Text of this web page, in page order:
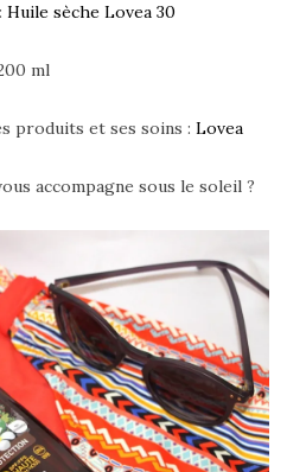
Huile sèche Lovea 30
ml
produits et ses soins : Lovea
accompagne sous le soleil ?